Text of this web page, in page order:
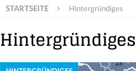
STARTSEITE Hintergründiges
Hintergründiges